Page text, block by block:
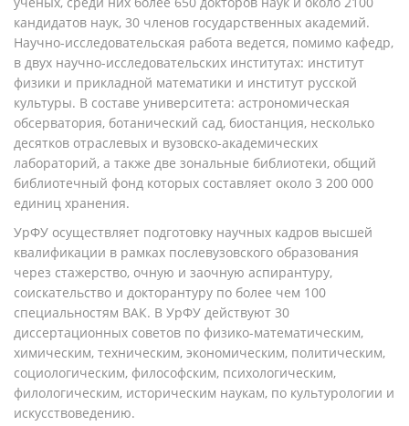
кандидатов наук, 30 членов государственных академий.
Научно-исследовательская работа ведется, помимо кафедр,
в двух научно-исследовательских институтах: институт
физики и прикладной математики и институт русской
культуры. В составе университета: астрономическая
обсерватория, ботанический сад, биостанция, несколько
десятков отраслевых и вузовско-академических
лабораторий, а также две зональные библиотеки, общий
библиотечный фонд которых составляет около 3 200 000
единиц хранения.
УрФУ осуществляет подготовку научных кадров высшей
квалификации в рамках послевузовского образования
через стажерство, очную и заочную аспирантуру,
соискательство и докторантуру по более чем 100
специальностям ВАК. В УрФУ действуют 30
диссертационных советов по физико-математическим,
химическим, техническим, экономическим, политическим,
социологическим, философским, психологическим,
филологическим, историческим наукам, по культурологии и
искусствоведению.